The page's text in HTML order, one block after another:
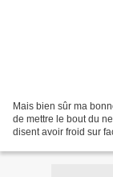
Mais bien sûr ma
de mettre le bout du
disent avoir froid sur